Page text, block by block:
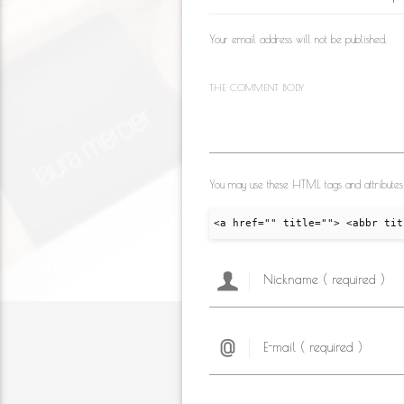
s
ki
k
Your email address will not be published.
THE COMMENT BODY
You may use these HTML tags and attributes:
<a href="" title=""> <abbr